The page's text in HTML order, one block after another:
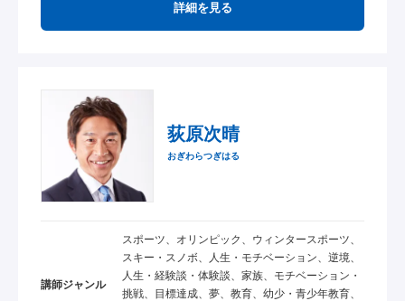
詳細を見る
荻原次晴
おぎわらつぎはる
講師ジャンル
スポーツ、オリンピック、ウィンタースポーツ、
スキー・スノボ、人生・モチベーション、逆境、
人生・経験談・体験談、家族、モチベーション・
挑戦、目標達成、夢、教育、幼少・青少年教育、